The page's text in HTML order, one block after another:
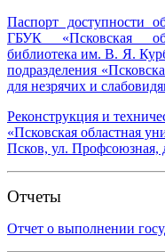
Паспорт доступности
ГБУК «Псковская
библиотека им. В. Я.
подразделения
для незрячих и
Реконструкция и
«Псковская областная
Псков, ул. Профсоюзная,
Отчеты
Отчет о выполнении